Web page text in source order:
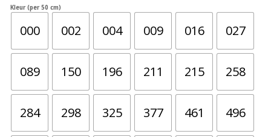
Kleur (per 50 cm)
000 002 004 009 016 027
089 150 196 211 215 258
284 298 325 377 461 496